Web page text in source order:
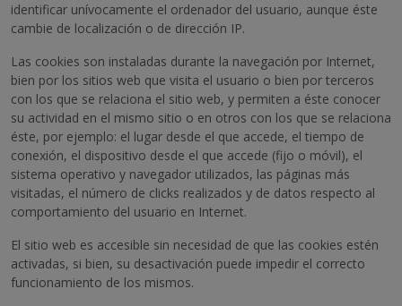
identificar unívocamente el ordenador del usuario, aunque éste
cambie de localización o de dirección IP.
Las cookies son instaladas durante la navegación por Internet,
bien por los sitios web que visita el usuario o bien por terceros
con los que se relaciona el sitio web, y permiten a éste conocer
su actividad en el mismo sitio o en otros con los que se relaciona
éste, por ejemplo: el lugar desde el que accede, el tiempo de
conexión, el dispositivo desde el que accede (fijo o móvil), el
sistema operativo y navegador utilizados, las páginas más
visitadas, el número de clicks realizados y de datos respecto al
comportamiento del usuario en Internet.
El sitio web es accesible sin necesidad de que las cookies estén
activadas, si bien, su desactivación puede impedir el correcto
funcionamiento de los mismos.